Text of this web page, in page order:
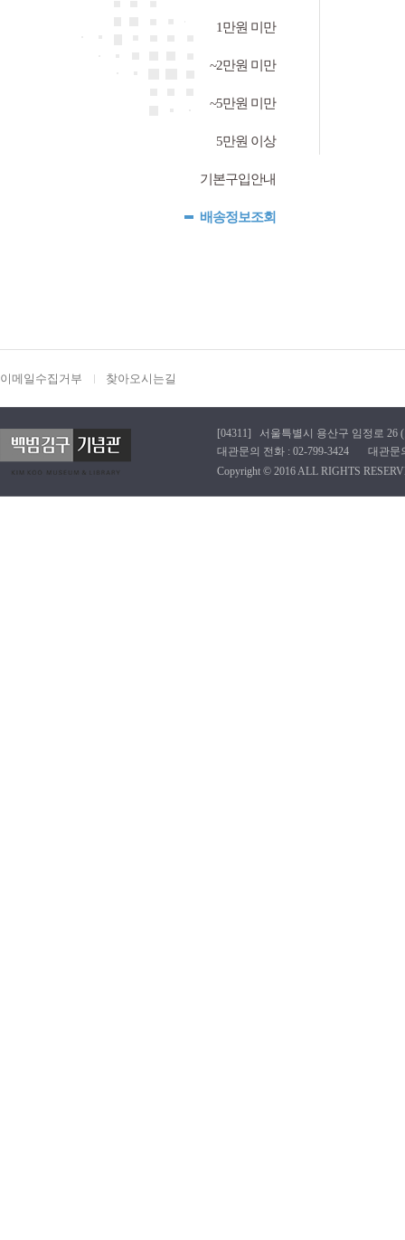
1만원 미만
~2만원 미만
~5만원 미만
5만원 이상
기본구입안내
배송정보조회
이메일수집거부 찾아오시는길
[04311] 서울특별시 용산구 임정로
대관문의 전화 : 02-799-3424 대관문
Copyright © 2016 ALL RIGHTS